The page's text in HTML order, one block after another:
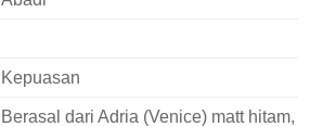
Kepuasan
Berasal dari Adria (Venice) matt hitam,